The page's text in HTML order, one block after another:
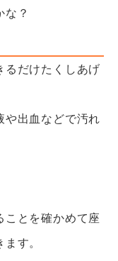
な？
るだけたくしあげ
や出血などで汚れ
ことを確かめて座
す。